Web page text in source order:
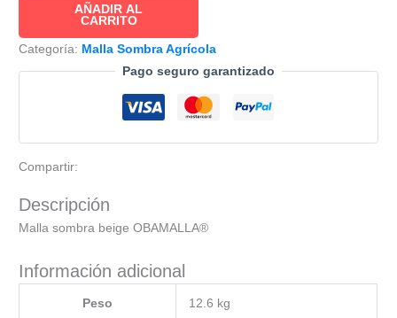
beige
4.2x50m
AÑADIR AL
CARRITO
Categoría: Malla Sombra Agrícola
Pago seguro garantizado
Compartir:
Descripción
Malla sombra beige OBAMALLA®
Información adicional
Peso 12.6 kg